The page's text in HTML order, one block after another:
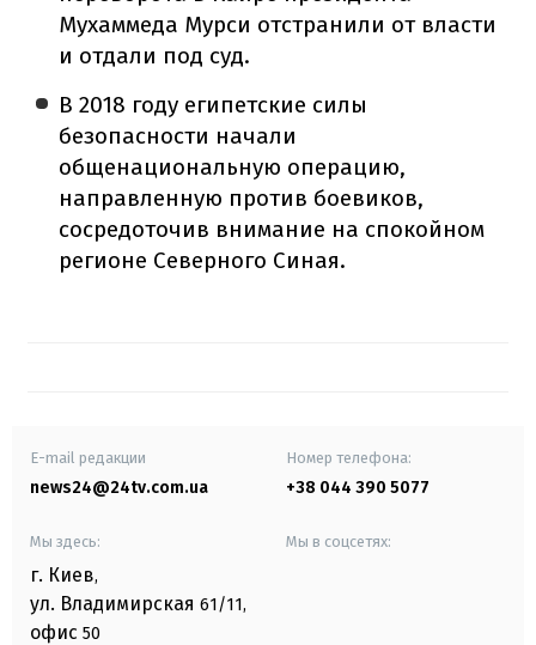
Мухаммеда Мурси отстранили от власти
и отдали под суд.
В 2018 году египетские силы
безопасности начали
общенациональную операцию,
направленную против боевиков,
сосредоточив внимание на спокойном
регионе Северного Синая.
E-mail редакции
news24@24tv.com.ua
Номер телефона:
+38 044 390 5077
Мы здесь:
г. Киев,
ул. Владимирская 61/11,
офис 50
Мы в соцсетях: